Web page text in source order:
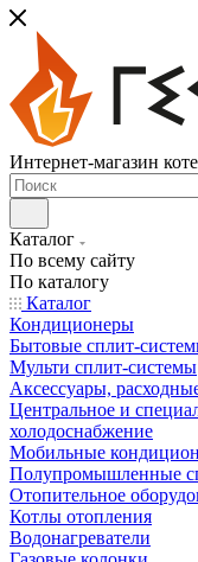
Интернет-магазин
Каталог
По всему сайту
По каталогу
Каталог
Кондиционеры
Бытовые сплит-
Мульти сплит-системы
Аксессуары,
Центральное и
холодоснабжение
Мобильные
Полупромышленные
Отопительное
Котлы отопления
Водонагреватели